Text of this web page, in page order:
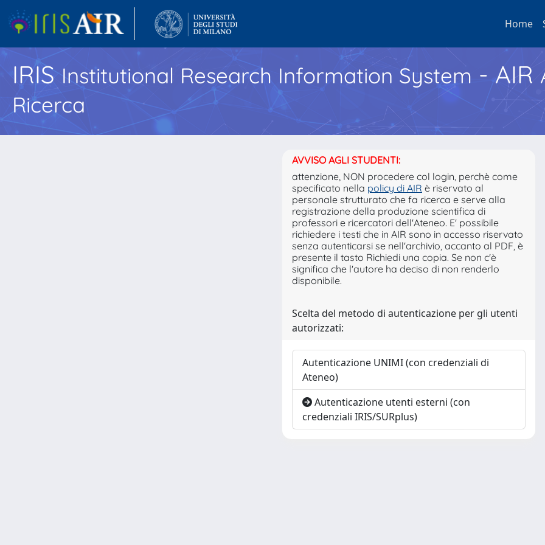
Home
IRISInstitutional Research Information System - AIR
Ricerca
AVVISO AGLI STUDENTI:
attenzione, NON procedere col login, perchè come
specificato nella policy di AIR è riservato al
personale strutturato che fa ricerca e serve alla
registrazione della produzione scientifica di
professori e ricercatori dell'Ateneo. E' possibile
richiedere i testi che in AIR sono in accesso riservato
senza autenticarsi se nell'archivio, accanto al PDF, è
presente il tasto Richiedi una copia. Se non c'è
significa che l'autore ha deciso di non renderlo
disponibile.
Scelta del metodo di autenticazione per gli utenti
autorizzati:
Autenticazione UNIMI (con credenziali di
Ateneo)
Autenticazione utenti esterni (con
credenziali IRIS/SURplus)